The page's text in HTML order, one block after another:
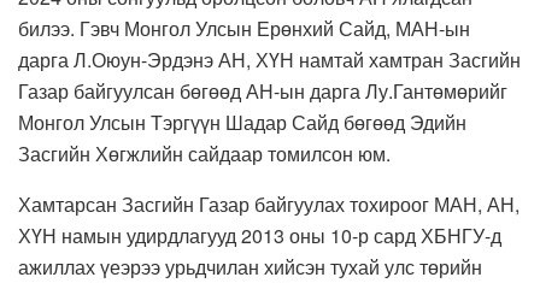
билээ. Гэвч Монгол Улсын Ерөнхий Сайд, МАН-ын
дарга Л.Оюун-Эрдэнэ АН, ХҮН намтай хамтран Засгийн
Газар байгуулсан бөгөөд АН-ын дарга Лу.Гантөмөрийг
Монгол Улсын Тэргүүн Шадар Сайд бөгөөд Эдийн
Засгийн Хөгжлийн сайдаар томилсон юм.
Хамтарсан Засгийн Газар байгуулах тохироог МАН, АН,
ХҮН намын удирдлагууд 2013 оны 10-р сард ХБНГУ-д
ажиллах үеэрээ урьдчилан хийсэн тухай улс төрийн